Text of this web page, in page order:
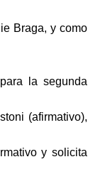
Braga, y como
la segunda
(afirmativo),
y solicita